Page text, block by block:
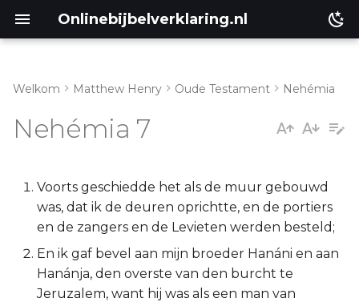
Onlinebijbelverklaring.nl
Nehémia 7:5-73
Lukas
Johannes
Handelingen
Welkom Matthew Henry Oude Testament Nehémia
Nehémia 7
Voorts geschiedde het als de muur gebouwd
was, dat ik de deuren oprichtte, en de portiers
en de zangers en de Levieten werden besteld;
En ik gaf bevel aan mijn broeder Hanáni en aan
Hanánja, den overste van den burcht te
Jeruzalem, want hij was als een man van